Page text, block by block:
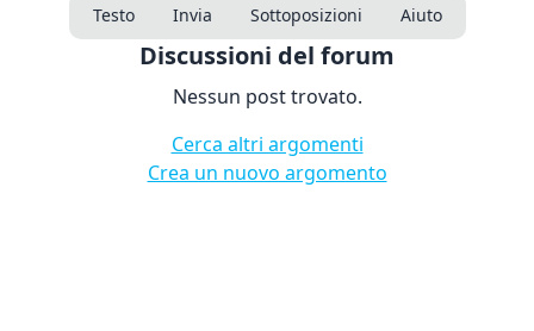
Testo Invia Sottoposizioni Aiuto
Discussioni del forum
Nessun post trovato.
Cerca altri argomenti
Crea un nuovo argomento